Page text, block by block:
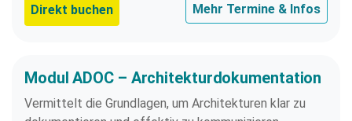
Direkt buchen Mehr Termine & Infos
Modul ADOC – Architekturdokumentation
Vermittelt die Grundlagen, um Architekturen klar zu